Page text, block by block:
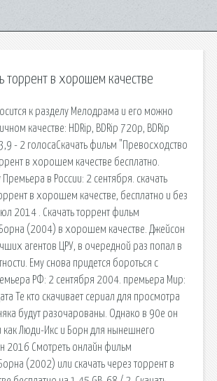
торрент в хорошем качестве
к разделу Мелодрама и его можно
качестве: HDRip, BDRip 720p, BDRip
- 2 голосаСкачать фильм "Превосходство
в хорошем качестве бесплатно.
Премьера в России: 2 сентября. скачать
в хорошем качестве, бесплатно и без
2014 . Скачать торрент фильм
Борна (2004) в хорошем качестве. Джейсон
агентов ЦРУ, в очередной раз попал в
Ему снова придется бороться с
РФ: 2 сентября 2004. премьера Мир:
Те кто скачивает сериал для просмотра
будут разочарованы. Однако в 90е он
как Люди-Икс и Борн для нынешнего
2016 Смотреть онлайн фильм
(2002) или скачать через торрент в